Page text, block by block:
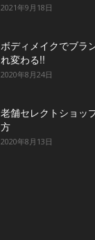
2021年9月18日
ボディメイクでブラ
れ変わる!!
2020年8月24日
老舗セレクトショッ
方
2020年8月13日